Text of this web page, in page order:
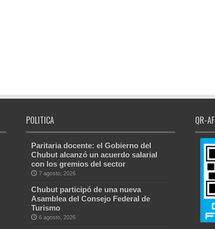
POLITICA
Paritaria docente: el Gobierno del
Chubut alcanzó un acuerdo salarial
con los gremios del sector
7 agosto, 2026
Chubut participó de una nueva
Asamblea del Consejo Federal de
Turismo
6 agosto, 2026
QR-